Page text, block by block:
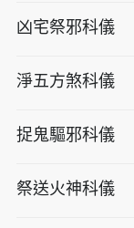
凶宅祭邪科儀
淨五方煞科儀
捉鬼驅邪科儀
祭送火神科儀